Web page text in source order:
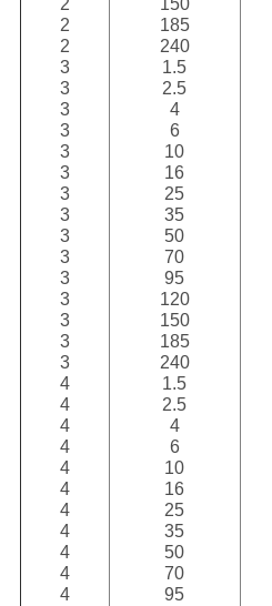
2
2
2
3
3
3
3
3
3
3
3
3
3
3
3
3
3
3
4
4
4
4
4
4
4
4
4
4
4
150
185
240
1.5
2.5
4
6
10
16
25
35
50
70
95
120
150
185
240
1.5
2.5
4
6
10
16
25
35
50
70
95